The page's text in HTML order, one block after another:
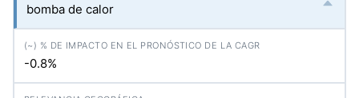
bomba de calor
-0.8%